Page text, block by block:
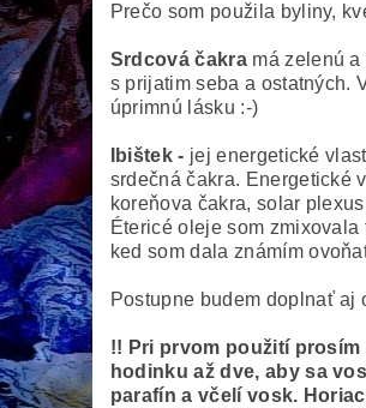
Prečo som použila byliny,
Srdcová čakramá zelenú a
s prijatim seba a ostatných.
úprimnú lásku :-)
Ibištek - jej energetické
srdečná čakra. Energetické
koreňova čakra, solar
Étericé oleje som
ked som dala známím
Postupne budem doplnať aj
!! Pri prvom použití
hodinku až dve, aby sa
parafín a včelí vosk.